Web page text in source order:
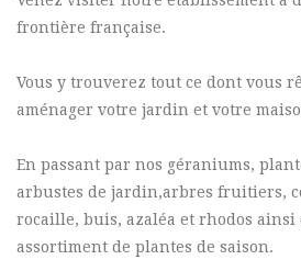
frontière française.
Vous y trouverez tout ce dont vous
aménager votre jardin et votre
En passant par nos géraniums,
arbustes de jardin,arbres fruitiers,
rocaille, buis, azaléa et rhodos ainsi
assortiment de plantes de saison.